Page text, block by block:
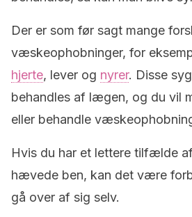
Der er som før sagt mange
væskeophobninger, for
hjerte, lever og nyrer. Disse
behandles af lægen, og du vil
eller behandle
Hvis du har et lettere tilfælde
hævede ben, kan det være
gå over af sig selv.